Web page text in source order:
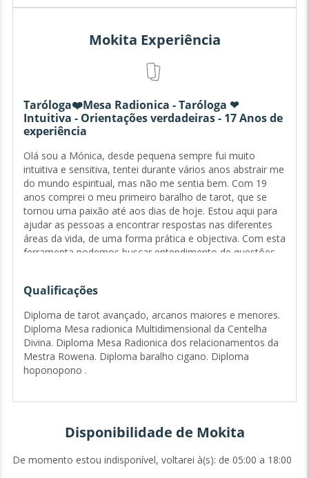
Mokita Experiência
Taróloga❤️Mesa Radionica - Taróloga ❤
Intuitiva - Orientações verdadeiras - 17 Anos de
experiência
Olá sou a Mónica, desde pequena sempre fui muito
intuitiva e sensitiva, tentei durante vários anos abstrair me
do mundo espiritual, mas não me sentia bem. Com 19
anos comprei o meu primeiro baralho de tarot, que se
tornou uma paixão até aos dias de hoje. Estou aqui para
ajudar as pessoas a encontrar respostas nas diferentes
áreas da vida, de uma forma prática e objectiva. Com esta
ferramenta podemos buscar entendimento de questôes
nosso autoconhecimento e compreensâo dos nossos
destas leituras, e sou grata por isso. Venha conversar
comigo, vai se surpreender pela positiva.❤
Qualificações
Diploma de tarot avançado, arcanos maiores e menores.
Diploma Mesa radionica Multidimensional da Centelha
Divina. Diploma Mesa Radionica dos relacionamentos da
Mestra Rowena. Diploma baralho cigano. Diploma
hoponopono .
Disponibilidade de Mokita
De momento estou indisponível, voltarei à(s): de 05:00 a 18:00